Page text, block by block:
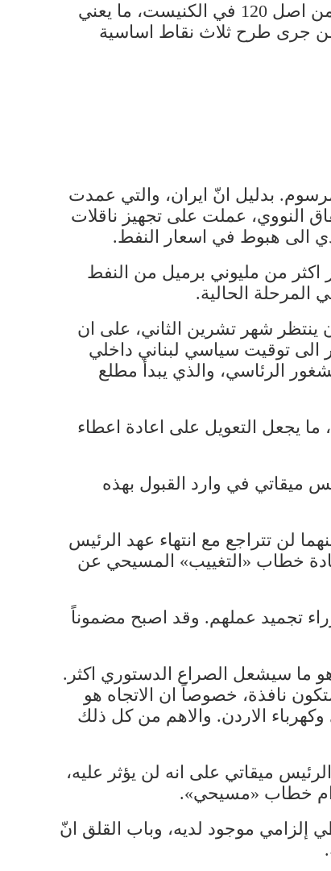
تكفي الاشارة الى ان نتائج آخر الاستطلاعات أعطت تحالف الليكود مع الاحزاب اليمينية 59 مقعداً من اصل 120 في الكنيست، ما يعني
جرى طرح ثلاث نقاط اساسية
بدليل انّ ايران، والتي عمدت
النووي، عملت على تجهيز ناقلات
اكثر من مليوني برميل من النفط
ينتظر شهر تشرين الثاني، على ان
الى توقيت سياسي لبناني داخلي
الرئاسي، والذي يبدأ مطلع
ما يجعل التعويل على اعادة اعطاء
ميقاتي في وارد القبول بهذه
لن تتراجع مع انتهاء عهد الرئيس
خطاب «التغييب» المسيحي عن
سيعلن عدد من الوزراء تجميد عملهم. وقد اصبح مضموناً
ما سيشعل الصراع الدستوري اكثر.
نافذة، خصوصاً ان الاتجاه هو
وكهرباء الاردن. والاهم من كل ذلك
ميقاتي على انه لن يؤثر عليه،
خطاب «مسيحي».
إلزامي موجود لديه، وباب القلق انّ